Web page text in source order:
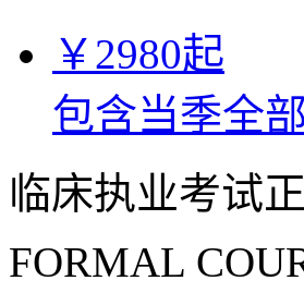
￥2980起
包含当季全
临床执业考试
FORMAL